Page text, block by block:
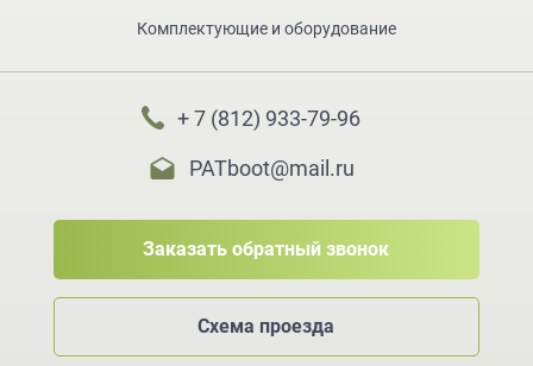
Комплектующие и оборудование
+ 7 (812) 933-79-96
PATboot@mail.ru
Заказать обратный звонок
Схема проезда